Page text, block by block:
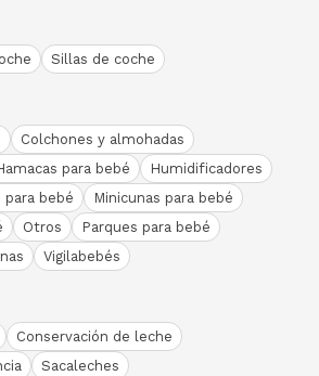
Sillas de coche
Colchones y almohadas
para bebé
Humidificadores
para bebé
Minicunas para bebé
Otros
Parques para bebé
Vigilabebés
Conservación de leche
Sacaleches